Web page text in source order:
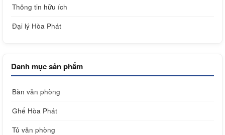
Thông tin hữu ích
Đại lý Hòa Phát
Danh mục sản phẩm
Bàn văn phòng
Ghế Hòa Phát
Tủ văn phòng